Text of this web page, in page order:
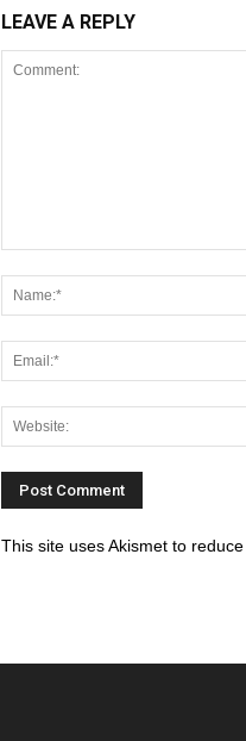
LEAVE A REPLY
This site uses Akismet to reduce